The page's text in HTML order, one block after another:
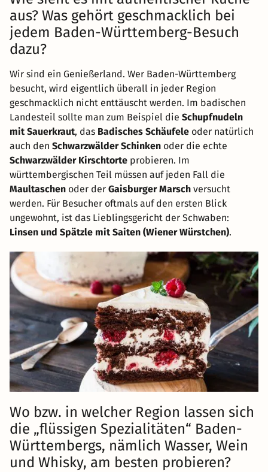
aus? Was gehört geschmacklich bei
jedem Baden-Württemberg-Besuch
dazu?
Wir sind ein Genießerland. Wer Baden-Württemberg
besucht, wird eigentlich überall in jeder Region
geschmacklich nicht enttäuscht werden. Im badischen
Landesteil sollte man zum Beispiel die Schupfnudeln
mit Sauerkraut, das Badisches Schäufele oder natürlich
auch den Schwarzwälder Schinken oder die echte
Schwarzwälder Kirschtorte probieren. Im
württembergischen Teil müssen auf jeden Fall die
Maultaschen oder der Gaisburger Marsch versucht
werden. Für Besucher oftmals auf den ersten Blick
ungewohnt, ist das Lieblingsgericht der Schwaben:
Linsen und Spätzle mit Saiten (Wiener Würstchen).
Wo bzw. in welcher Region lassen sich
die „flüssigen Spezialitäten“ Baden-
Württembergs, nämlich Wasser, Wein
und Whisky, am besten probieren?